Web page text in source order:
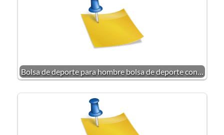
Bolsa de deporte para hombre bolsa de deporte con…